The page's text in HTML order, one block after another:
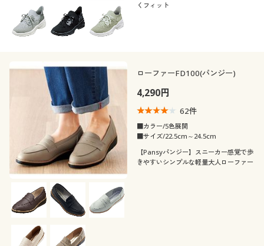
くフィット
ローファーFD100(パンジー)
4,290円
62件
■カラー/5色展開
■サイズ/22.5cm～24.5cm
【Pansyパンジー】スニーカー感覚で歩
きやすいシンプルな軽量大人ローファー